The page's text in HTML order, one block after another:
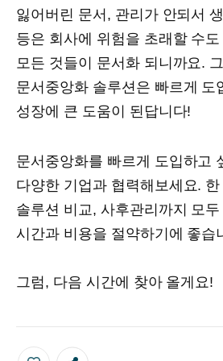
잃어버린 문서, 관리가 안되서
등은 회사에 위험을 초래할 수
모든 것들이 문서화 되니까요.
문서중앙화 솔루션은 빠르게 도
성장에 큰 도움이 된답니다!
문서중앙화를 빠르게 도입하고
다양한 기업과 협력해보세요.
솔루션 비교, 사후관리까지 모
시간과 비용을 절약하기에 좋습
그럼, 다음 시간에 찾아 올게요!